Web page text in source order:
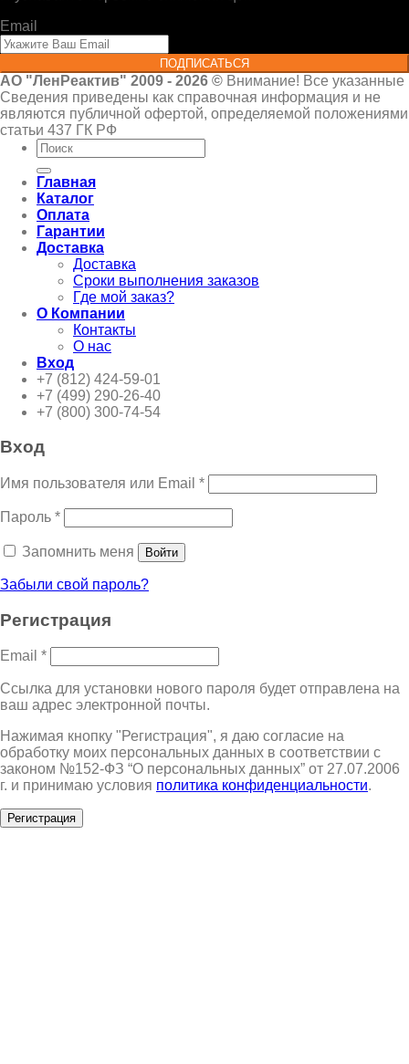
Email
ПОДПИСАТЬСЯ
АО "ЛенРеактив" 2009 - 2026 © Внимание! Все указанные
Сведения приведены как справочная информация и не
являются публичной офертой, определяемой положениями
статьи 437 ГК РФ
Искать:
Главная
Каталог
Оплата
Гарантии
Доставка
Доставка
Сроки выполнения заказов
Где мой заказ?
О Компании
Контакты
О нас
Вход
+7 (812) 424-59-01
+7 (499) 290-26-40
+7 (800) 300-74-54
Вход
Имя пользователя или Email *
Пароль *
Запомнить меня Войти
Забыли свой пароль?
Регистрация
Email *
Ссылка для установки нового пароля будет отправлена ​​на
ваш адрес электронной почты.
Нажимая кнопку "Регистрация", я даю согласие на
обработку моих персональных данных в соответствии с
законом №152-ФЗ “О персональных данных” от 27.07.2006
г. и принимаю условия политика конфиденциальности.
Регистрация